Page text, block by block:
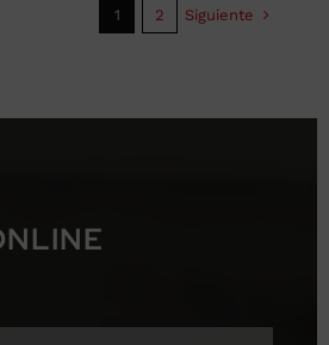
1 2 Siguiente